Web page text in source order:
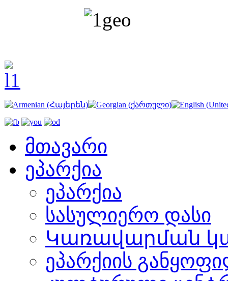
მთავარი
ეპარქია
ეპარქია
სასულიერო დასი
Կառավարման
ეპარქიის